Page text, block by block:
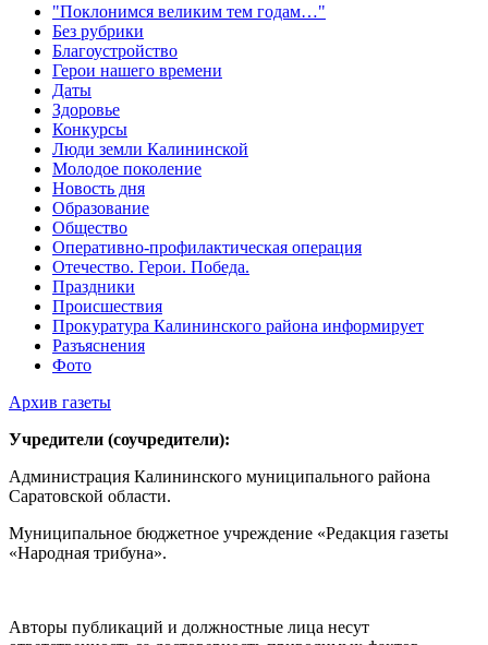
"Поклонимся великим тем годам…"
Без рубрики
Благоустройство
Герои нашего времени
Даты
Здоровье
Конкурсы
Люди земли Калининской
Молодое поколение
Новость дня
Образование
Общество
Оперативно-профилактическая операция
Отечество. Герои. Победа.
Праздники
Происшествия
Прокуратура Калининского района информирует
Разъяснения
Фото
Архив газеты
Учредители (соучредители):
Администрация Калининского муниципального района
Саратовской области.
Муниципальное бюджетное учреждение «Редакция газеты
«Народная трибуна».
Авторы публикаций и должностные лица несут